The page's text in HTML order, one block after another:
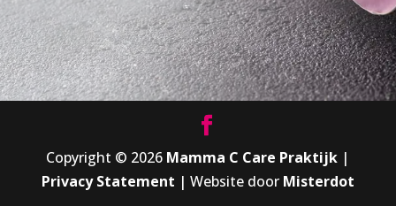
Copyright © 2026 Mamma C Care Praktijk |
Privacy Statement | Website door Misterdot